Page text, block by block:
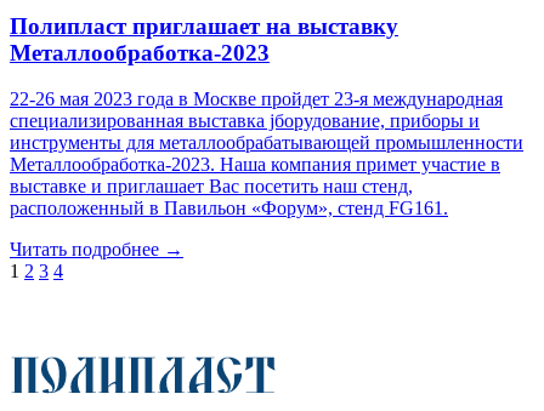
Полипласт приглашает на выставку
Металлообработка-2023
22-26 мая 2023 года в Москве пройдет 23-я международная
специализированная выставка jборудование, приборы и
инструменты для металлообрабатывающей промышленности
Металлообработка-2023. Наша компания примет участие в
выставке и приглашает Вас посетить наш стенд,
расположенный в Павильон «Форум», стенд FG161.
Читать подробнее →
1 2 3 4